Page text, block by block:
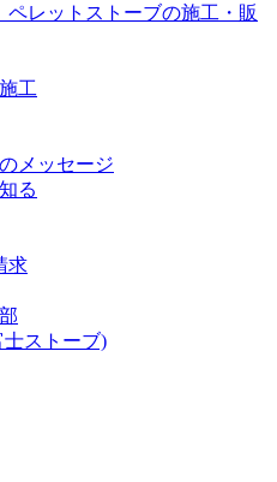
ペレットストーブの施工・販
工
メッセージ
る
ストーブ)